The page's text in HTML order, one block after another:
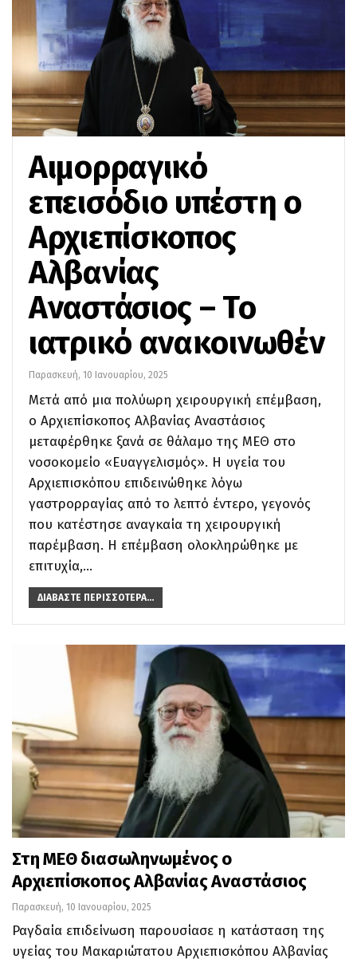
Αιμορραγικό
επεισόδιο υπέστη ο
Αρχιεπίσκοπος
Αλβανίας
Αναστάσιος – Το
ιατρικό ανακοινωθέν
Παρασκευή, 10 Ιανουαρίου, 2025
Μετά από μια πολύωρη χειρουργική επέμβαση,
ο Αρχιεπίσκοπος Αλβανίας Αναστάσιος
μεταφέρθηκε ξανά σε θάλαμο της ΜΕΘ στο
νοσοκομείο «Ευαγγελισμός». Η υγεία του
Αρχιεπισκόπου επιδεινώθηκε λόγω
γαστρορραγίας από το λεπτό έντερο, γεγονός
που κατέστησε αναγκαία τη χειρουργική
παρέμβαση. Η επέμβαση ολοκληρώθηκε με
επιτυχία,…
ΔΙΑΒΆΣΤΕ ΠΕΡΙΣΣΌΤΕΡΑ...
Στη ΜΕΘ διασωληνωμένος ο
Αρχιεπίσκοπος Αλβανίας Αναστάσιος
Παρασκευή, 10 Ιανουαρίου, 2025
Ραγδαία επιδείνωση παρουσίασε η κατάσταση της
υγείας του Μακαριώτατου Αρχιεπισκόπου Αλβανίας